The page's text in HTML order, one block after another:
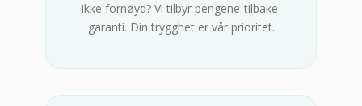
Ikke fornøyd? Vi tilbyr pengene-tilbake-
garanti. Din trygghet er vår prioritet.